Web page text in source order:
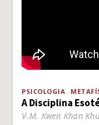
PSICOLOGIA
A Disciplina
V.M. Kwen Khan Khu